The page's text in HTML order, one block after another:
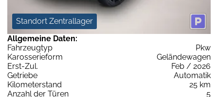
Standort Zentrallager
Allgemeine Daten:
Fahrzeugtyp
Pkw
Karosserieform
Geländewagen
Erst-Zul.
Feb / 2026
Getriebe
Automatik
Kilometerstand
25 km
Anzahl der Türen
5